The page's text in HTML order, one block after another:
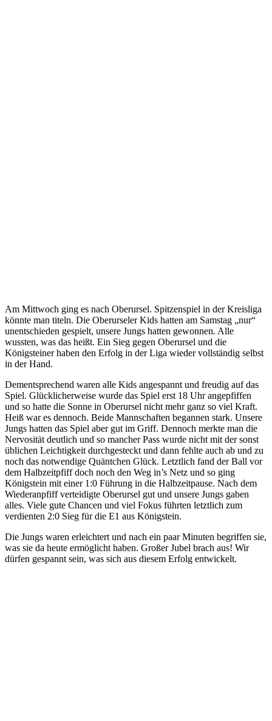
Am Mittwoch ging es nach Oberursel. Spitzenspiel in der Kreisliga
könnte man titeln. Die Oberurseler Kids hatten am Samstag „nur“
unentschieden gespielt, unsere Jungs hatten gewonnen. Alle
wussten, was das heißt. Ein Sieg gegen Oberursel und die
Königsteiner haben den Erfolg in der Liga wieder vollständig selbst
in der Hand.
Dementsprechend waren alle Kids angespannt und freudig auf das
Spiel. Glücklicherweise wurde das Spiel erst 18 Uhr angepfiffen
und so hatte die Sonne in Oberursel nicht mehr ganz so viel Kraft.
Heiß war es dennoch. Beide Mannschaften begannen stark. Unsere
Jungs hatten das Spiel aber gut im Griff. Dennoch merkte man die
Nervosität deutlich und so mancher Pass wurde nicht mit der sonst
üblichen Leichtigkeit durchgesteckt und dann fehlte auch ab und zu
noch das notwendige Quäntchen Glück. Letztlich fand der Ball vor
dem Halbzeitpfiff doch noch den Weg in’s Netz und so ging
Königstein mit einer 1:0 Führung in die Halbzeitpause. Nach dem
Wiederanpfiff verteidigte Oberursel gut und unsere Jungs gaben
alles. Viele gute Chancen und viel Fokus führten letztlich zum
verdienten 2:0 Sieg für die E1 aus Königstein.
Die Jungs waren erleichtert und nach ein paar Minuten begriffen sie,
was sie da heute ermöglicht haben. Großer Jubel brach aus! Wir
dürfen gespannt sein, was sich aus diesem Erfolg entwickelt.